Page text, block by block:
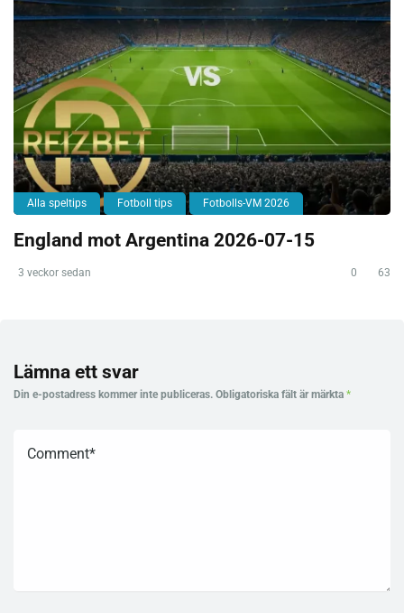
Alla speltips Fotboll tips Fotbolls-VM 2026
England mot Argentina 2026-07-15
3 veckor sedan 0 63
Lämna ett svar
Din e-postadress kommer inte publiceras. Obligatoriska fält är märkta *